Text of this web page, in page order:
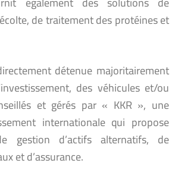
de traitement des protéines et
détenue majoritairement
des véhicules et/ou
et gérés par « KKR », une
internationale qui propose
gestion d’actifs alternatifs, de
et d’assurance.